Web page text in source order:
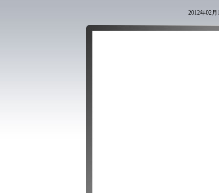
2012年02